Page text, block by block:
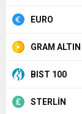
EURO
GRAM ALTIN
BIST 100
STERLİN